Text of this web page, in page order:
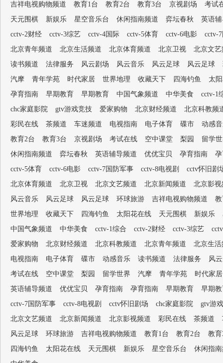
吉祥电视购物频道
教育1台 教育2台 教育3台 京视剧场
考试
天元围棋
新娱乐 星空音乐台 休闲指南频道 弈坛春秋
英语
cctv-2财经
cctv-3综艺 cctv-4国际 cctv-5体育 cctv-6电影
cctv-
北京青年频道
北京生活频道 北京体育频道 北京卫视
北京文艺
读书频道
法律服务 风云剧场 风云音乐 风云足球 风云足球
汽摩
青年学苑 时代家居 世界地理 收藏天下 四海钓鱼
太
孕育指南
早期教育 早期教育 中国气象频道 中华美食
cctv-1
chc家庭影院
gtv游戏竞技 爱家购物 北京财经频道
北京科教频
彩民在线
茶频道 车迷频道 电视指南 电子体育 碟市
动感
教育2台
教育3台 京视剧场 考试在线 空中课堂 梨园
留学
休闲指南频道
弈坛春秋 英语辅导频道 优优宝贝 孕育指南
cctv-5体育
cctv-6电影 cctv-7国防军事 cctv-8电视剧
cctv怀旧剧
北京体育频道
北京卫视 北京文艺频道 北京新闻频道
北京影视
风云音乐
风云足球 风云足球 环球旅游 吉祥电视购物频道
世界地理
收藏天下 四海钓鱼 太阳花在线 天元围棋 新娱乐
中国气象频道
中华美食 cctv-1综合 cctv-2财经 cctv-3综艺
爱家购物
北京财经频道 北京科教频道 北京青年频道
北京生活
电视指南
电子体育 碟市 动感音乐 读书频道 法律服务
风
考试在线
空中课堂 梨园 留学世界 汽摩 青年学苑
时代家居
英语辅导频道
优优宝贝 孕育指南 孕育指南 早期教育
早期
cctv-7国防军事
cctv-8电视剧 cctv怀旧剧场 chc家庭影院
gtv游
北京文艺频道
北京新闻频道 北京影视频道 彩民在线 茶频道
风云足球
环球旅游 吉祥电视购物频道 教育1台 教育2台
教
四海钓鱼
太阳花在线 天元围棋 新娱乐 星空音乐台
休闲指